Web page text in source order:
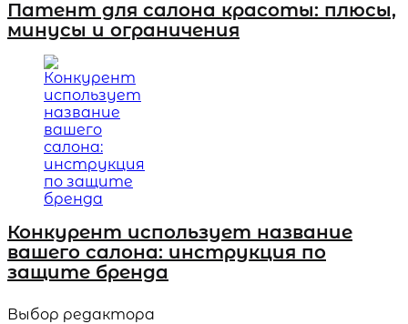
Патент для салона красоты: плюсы,
минусы и ограничения
Конкурент использует название
вашего салона: инструкция по
защите бренда
Выбор редактора